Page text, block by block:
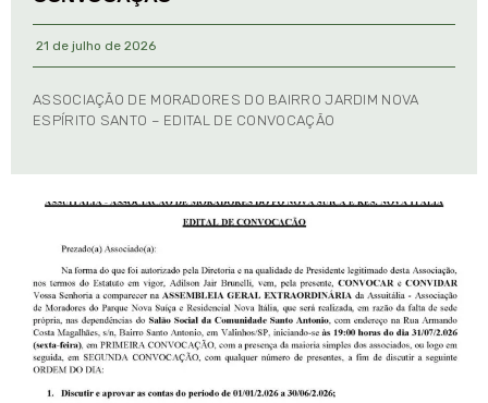
21 de julho de 2026
ASSOCIAÇÃO DE MORADORES DO BAIRRO JARDIM NOVA
ESPÍRITO SANTO – EDITAL DE CONVOCAÇÃO